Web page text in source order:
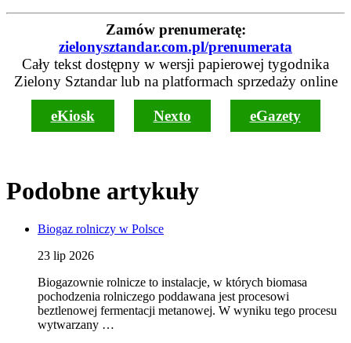
Zamów prenumeratę:
zielonysztandar.com.pl/prenumerata
Cały tekst dostępny w wersji papierowej tygodnika
Zielony Sztandar lub na platformach sprzedaży online
eKiosk Nexto eGazety
Podobne artykuły
Biogaz rolniczy w Polsce
23 lip 2026
Biogazownie rolnicze to instalacje, w których biomasa
pochodzenia rolniczego poddawana jest procesowi
beztlenowej fermentacji metanowej. W wyniku tego procesu
wytwarzany …